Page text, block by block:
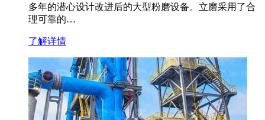
多年的潜心设计改进后的大型粉磨设备。立磨采用了合
理可靠的…
了解详情